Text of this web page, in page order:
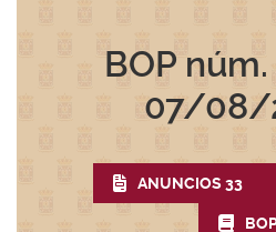
BOP núm.
07/08/
ANUNCIOS 33